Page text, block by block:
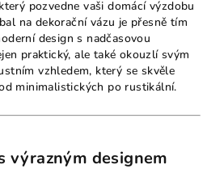
pozvedne vaši domácí výzdobu
na dekorační vázu je přesně tím
design s nadčasovou
praktický, ale také okouzlí svým
vzhledem, který se skvěle
minimalistických po rustikální.
výrazným designem